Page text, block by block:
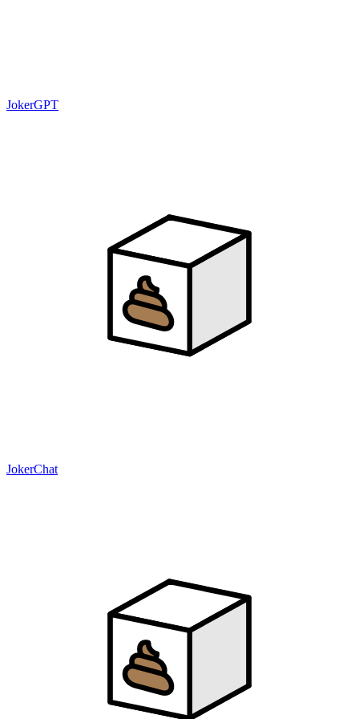
JokerGPT
JokerChat